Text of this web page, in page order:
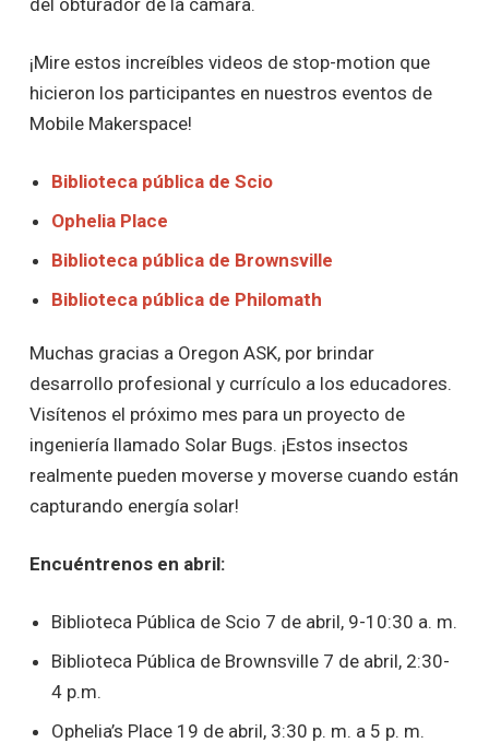
del obturador de la cámara.
¡Mire estos increíbles videos de stop-motion que
hicieron los participantes en nuestros eventos de
Mobile Makerspace!
Biblioteca pública de Scio
Ophelia Place
Biblioteca pública de Brownsville
Biblioteca pública de Philomath
Muchas gracias a Oregon ASK, por brindar
desarrollo profesional y currículo a los educadores.
Visítenos el próximo mes para un proyecto de
ingeniería llamado Solar Bugs. ¡Estos insectos
realmente pueden moverse y moverse cuando están
capturando energía solar!
Encuéntrenos en abril:
Biblioteca Pública de Scio 7 de abril, 9-10:30 a. m.
Biblioteca Pública de Brownsville 7 de abril, 2:30-
4 p.m.
Ophelia’s Place 19 de abril, 3:30 p. m. a 5 p. m.